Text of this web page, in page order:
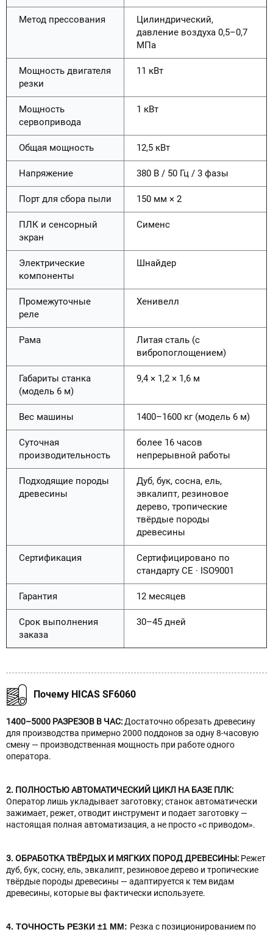
Метод прессования
Цилиндрический,
давление воздуха 0,5–0,7
МПа
Мощность двигателя
резки
11 кВт
Мощность
сервопривода
1 кВт
Общая мощность 12,5 кВт
Напряжение 380 В / 50 Гц / 3 фазы
Порт для сбора пыли 150 мм × 2
ПЛК и сенсорный
экран
Сименс
Электрические
компоненты
Шнайдер
Промежуточные
реле
Хенивелл
Рама
Литая сталь (с
вибропоглощением)
Габариты станка
(модель 6 м)
9,4 × 1,2 × 1,6 м
Вес машины 1400–1600 кг (модель 6 м)
Суточная
производительность
более 16 часов
непрерывной работы
Подходящие породы
древесины
Дуб, бук, сосна, ель,
эвкалипт, резиновое
дерево, тропические
твёрдые породы
древесины
Сертификация
Сертифицировано по
стандарту CE · ISO9001
Гарантия 12 месяцев
Срок выполнения
заказа
30–45 дней
Почему HICAS SF6060
1400–5000 РАЗРЕЗОВ В ЧАС: Достаточно обрезать древесину
для производства примерно 2000 поддонов за одну 8-часовую
смену — производственная мощность при работе одного
оператора.
2. ПОЛНОСТЬЮ АВТОМАТИЧЕСКИЙ ЦИКЛ НА БАЗЕ ПЛК:
Оператор лишь укладывает заготовку; станок автоматически
зажимает, режет, отводит инструмент и подает заготовку —
настоящая полная автоматизация, а не просто «с приводом».
3. ОБРАБОТКА ТВЁРДЫХ И МЯГКИХ ПОРОД ДРЕВЕСИНЫ: Режет
дуб, бук, сосну, ель, эвкалипт, резиновое дерево и тропические
твёрдые породы древесины — адаптируется к тем видам
древесины, которые вы фактически используете.
4. ТОЧНОСТЬ РЕЗКИ ±1 ММ: Резка с позиционированием по